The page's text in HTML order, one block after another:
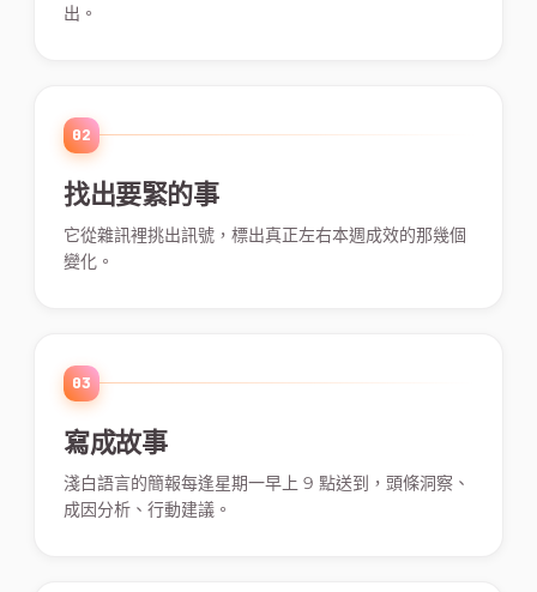
出。
02
找出要緊的事
它從雜訊裡挑出訊號，標出真正左右本週成效的那幾個
變化。
03
寫成故事
淺白語言的簡報每逢星期一早上 9 點送到，頭條洞察、
成因分析、行動建議。